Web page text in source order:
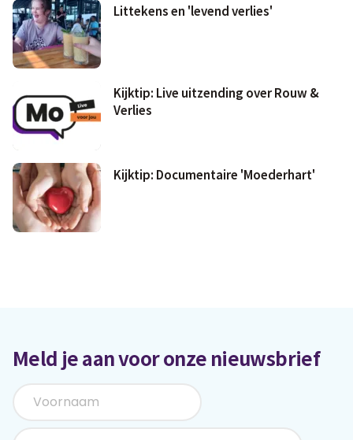
Littekens en 'levend verlies'
Kijktip: Live uitzending over Rouw &
Verlies
Kijktip: Documentaire 'Moederhart'
Meld je aan voor onze nieuwsbrief